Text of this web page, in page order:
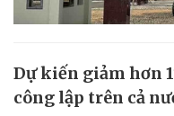
Dự kiến giảm hơn
công lập trên cả